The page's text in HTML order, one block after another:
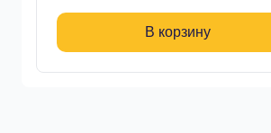
В корзину